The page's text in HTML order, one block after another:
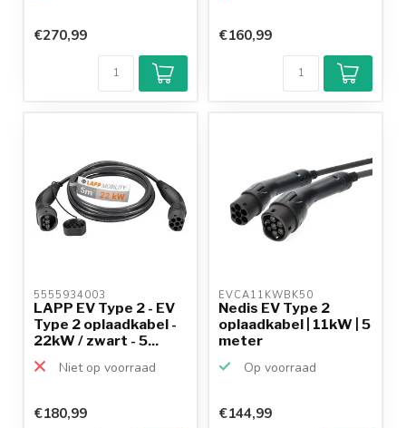
€270,99 €160,99
5555934003
LAPP EV Type 2 - EV
Type 2 oplaadkabel -
22kW / zwart - 5...
Niet op voorraad
€180,99
EVCA11KWBK50
Nedis EV Type 2
oplaadkabel | 11kW | 5
meter
Op voorraad
€144,99